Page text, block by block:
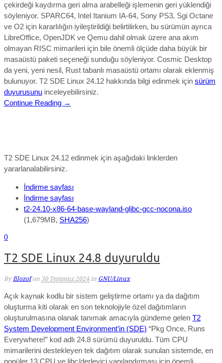
çekirdeği kaydırma geri alma arabelleği işlemenin geri yüklendiği
söyleniyor. SPARC64, Intel Itanium IA-64, Sony PS3, Sgi Octane
ve O2 için kararlılığın iyileştirildiği belirtilirken, bu sürümün ayrıca
LibreOffice, OpenJDK ve Qemu dahil olmak üzere ana akım
olmayan RISC mimarileri için bile önemli ölçüde daha büyük bir
masaüstü paketi seçeneği sunduğu söyleniyor. Cosmic Desktop
da yeni, yeni nesil, Rust tabanlı masaüstü ortamı olarak eklenmiş
bulunuyor. T2 SDE Linux 24.12 hakkında bilgi edinmek için sürüm
duyurusunu inceleyebilirsiniz.
Continue Reading →
T2 SDE Linux 24.12 edinmek için aşağıdaki linklerden
yararlanalabilirsiniz.
İndirme sayfası
İndirme sayfası
t2-24.10-x86-64-base-wayland-glibc-gcc-nocona.iso
(1,679MB, SHA256)
0
T2 SDE Linux 24.8 duyuruldu
By filozof on 30 Temmuz 2024 in GNU/Linux
Açık kaynak kodlu bir sistem geliştirme ortamı ya da dağıtım
oluşturma kiti olarak en son teknolojiyle özel dağıtımların
oluşturulmasına olanak tanımak amacıyla gündeme gelen T2
System Development Environment’in (SDE) “Pkg Once, Runs
Everywhere!” kod adlı 24.8 sürümü duyuruldu. Tüm CPU
mimarilerini destekleyen tek dağıtım olarak sunulan sistemde, en
popüler 13 CPU ve libc/derleyici yapılandırması için önemli